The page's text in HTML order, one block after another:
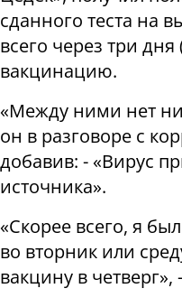
сданного теста на
всего через три
вакцинацию.
«Между ними нет
он в разговоре с
добавив: - «Вирус
источника».
«Скорее всего, я
во вторник или
вакцину в